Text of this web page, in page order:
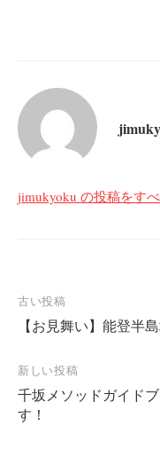
jimukyoku の投稿をす
投
稿
ナ
ビ
ゲ
古い投稿
【お見舞い】能登半
新しい投稿
千坂メソッドガイド
す！